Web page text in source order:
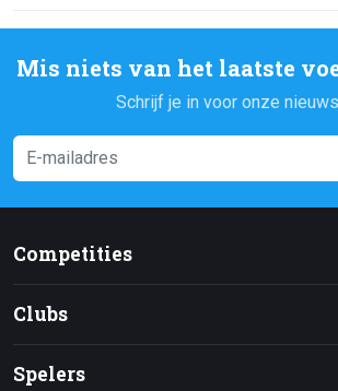
Mis niets van het laatste
Schrijf je in voor onze
Competities
Clubs
Spelers